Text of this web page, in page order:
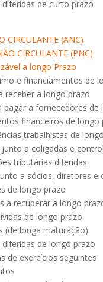
diferidas de curto prazo
CIRCULANTE (ANC)
CIRCULANTE (PNC)
a longo Prazo
e financiamentos de
receber a longo prazo
pagar a fornecedores de
financeiros de longo
trabalhistas de
junto a coligadas e
tributárias diferidas
a sócios, diretores e
de longo prazo
a recuperar a longo
de longo prazo
(de longa maturação)
diferidas de longo prazo
de exercícios seguintes